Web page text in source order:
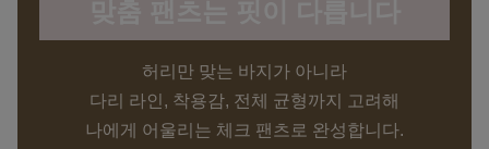
허리만 맞는 바지가 아니라
다리 라인, 착용감, 전체 균형까지 고려해
나에게 어울리는 체크 팬츠로 완성합니다.